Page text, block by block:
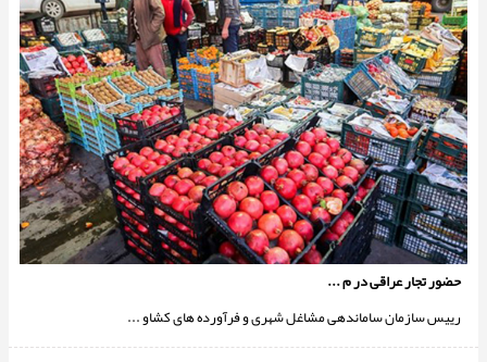
حضور تجار عراقی در م ...
رییس سازمان ساماندهی مشاغل شهری و فرآورده های کشاو ...